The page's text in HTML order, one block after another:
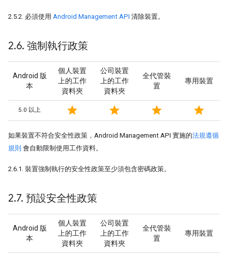
2.5.2. 必須使用 Android Management API 清除裝置。
2.6. 強制執行政策
Android 版
本
個人裝置
上的工作
資料夾
公司裝置
上的工作
資料夾
全代管裝
置
專用裝置
5.0 以上 star star star star
如果裝置不符合安全性政策，Android Management API 實施的法規遵循
規則 會自動限制使用工作資料。
2.6.1. 裝置強制執行的安全性政策至少須包含密碼政策。
2.7. 預設安全性政策
Android 版
本
個人裝置
上的工作
資料夾
公司裝置
上的工作
資料夾
全代管裝
置
專用裝置